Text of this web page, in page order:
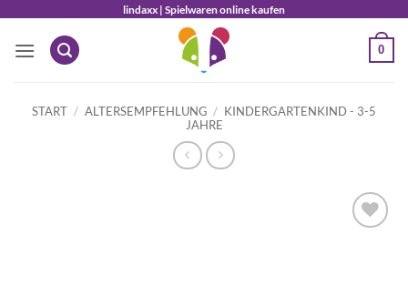
springen
lindaxx | Spielwaren online kaufen
0
START / ALTERSEMPFEHLUNG / KINDERGARTENKIND - 3-5
JAHRE